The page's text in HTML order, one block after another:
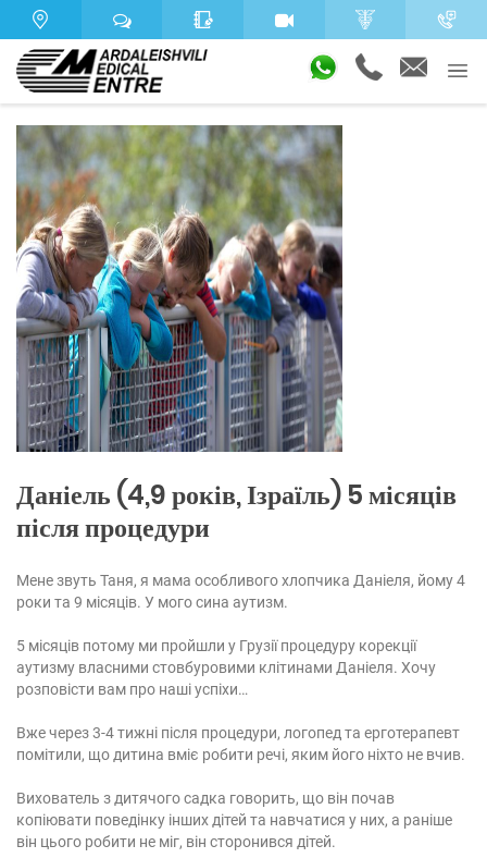
Даніель (4,9 років, Ізраїль) 5 місяців
після процедури
Мене звуть Таня, я мама особливого хлопчика Даніеля, йому 4
роки та 9 місяців. У мого сина аутизм.
5 місяців потому ми пройшли у Грузії процедуру корекції
аутизму власними стовбуровими клітинами Даніеля. Хочу
розповісти вам про наші успіхи…
Вже через 3-4 тижні після процедури, логопед та ерготерапевт
помітили, що дитина вміє робити речі, яким його ніхто не вчив.
Вихователь з дитячого садка говорить, що він почав
копіювати поведінку інших дітей та навчатися у них, а раніше
він цього робити не міг, він сторонився дітей.